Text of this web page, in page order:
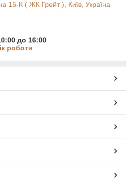
15-К ( ЖК Грейт ), Київ, Україна
до 16:00
роботи